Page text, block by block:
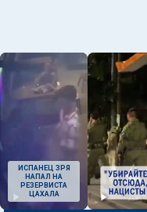
ИСПАНЕЦ ЗРЯ
НАПАЛ НА
РЕЗЕРВИСТА
ЦАХАЛА